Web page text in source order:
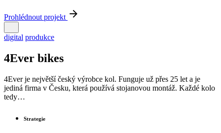
Prohlédnout projekt
digital produkce
4Ever bikes
4Ever je největší český výrobce kol. Funguje už přes 25 let a je
jediná firma v Česku, která používá stojanovou montáž. Každé kolo
tedy…
Strategie